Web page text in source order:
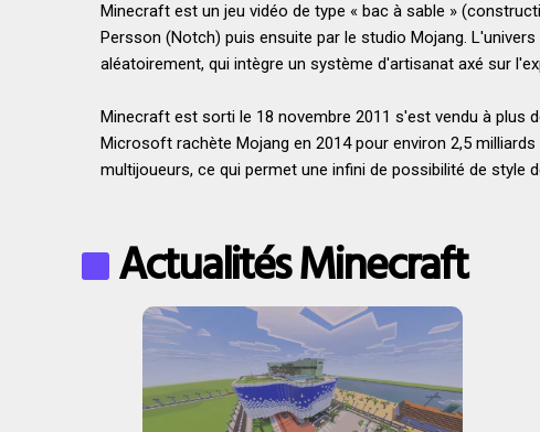
Minecraft est un jeu vidéo de type « bac à sable »
Persson (Notch) puis ensuite par le studio Mojang.
aléatoirement, qui intègre un système d'artisanat axé sur
Minecraft est sorti le 18 novembre 2011 s'est vendu à plus
Microsoft rachète Mojang en 2014 pour environ 2,5
multijoueurs, ce qui permet une infini de possibilité de style
Actualités Minecraft